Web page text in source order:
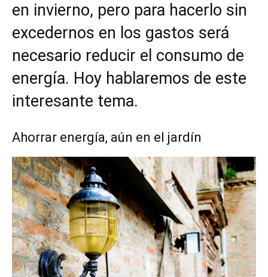
en invierno, pero para hacerlo sin
excedernos en los gastos será
necesario reducir el consumo de
energía. Hoy hablaremos de este
interesante tema.
Ahorrar energía, aún en el jardín